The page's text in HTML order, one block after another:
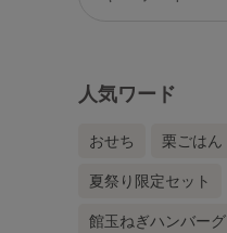
人気ワード
おせち 栗ごはん
夏祭り限定セット
館玉ねぎハンバーグ